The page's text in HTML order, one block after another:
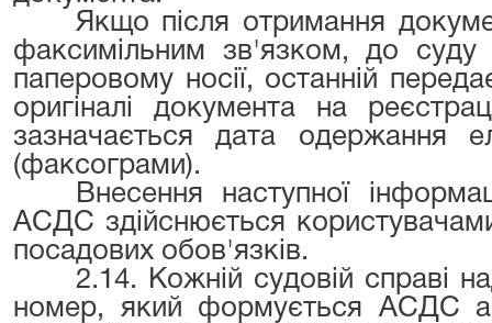
Якщо після отримання
факсимільним зв'язком, до
паперовому носії, останній
оригіналі документа на
зазначається дата одержання
(факсограми).
Внесення наступної
АСДС здійснюється
посадових обов'язків.
2.14. Кожній судовій справі
номер, який формується АСДС